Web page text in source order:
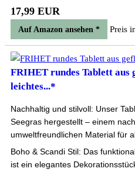
17,99 EUR
Auf Amazon ansehen * Preis
FRIHET rundes Tablett aus
leichtes...*
Nachhaltig und stilvoll: Unser
Seegras hergestellt – einem
umweltfreundlichen Material für
Boho & Scandi Stil: Das
ist ein elegantes